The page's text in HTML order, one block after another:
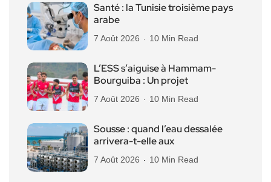
Santé : la Tunisie troisième pays
arabe
7 Août 2026 10 Min Read
L’ESS s’aiguise à Hammam-
Bourguiba : Un projet
7 Août 2026 10 Min Read
Sousse : quand l’eau dessalée
arrivera-t-elle aux
7 Août 2026 10 Min Read